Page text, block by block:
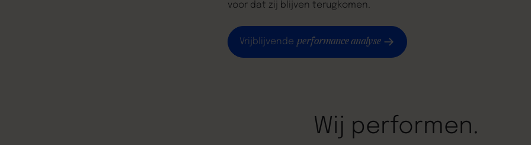
voor dat zij blijven terugkomen.
Vrijblijvende performance analyse
Wij performen.